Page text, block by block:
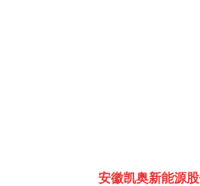
安徽凯奥新能源